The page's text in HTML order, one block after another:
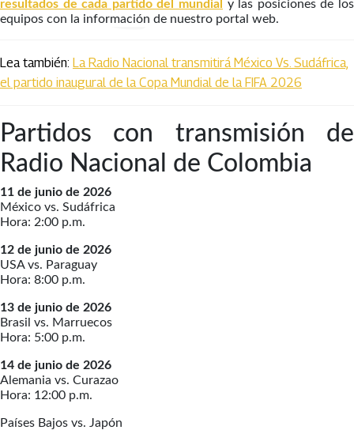
resultados de cada partido del mundial
y las posiciones de los
equipos con la información de nuestro portal web.
Lea también: La Radio Nacional transmitirá México Vs. Sudáfrica,
el partido inaugural de la Copa Mundial de la FIFA 2026
Partidos con transmisión de
Radio Nacional de Colombia
11 de junio de 2026
México vs. Sudáfrica
Hora: 2:00 p.m.
12 de junio de 2026
USA vs. Paraguay
Hora: 8:00 p.m.
13 de junio de 2026
Brasil vs. Marruecos
Hora: 5:00 p.m.
14 de junio de 2026
Alemania vs. Curazao
Hora: 12:00 p.m.
Países Bajos vs. Japón